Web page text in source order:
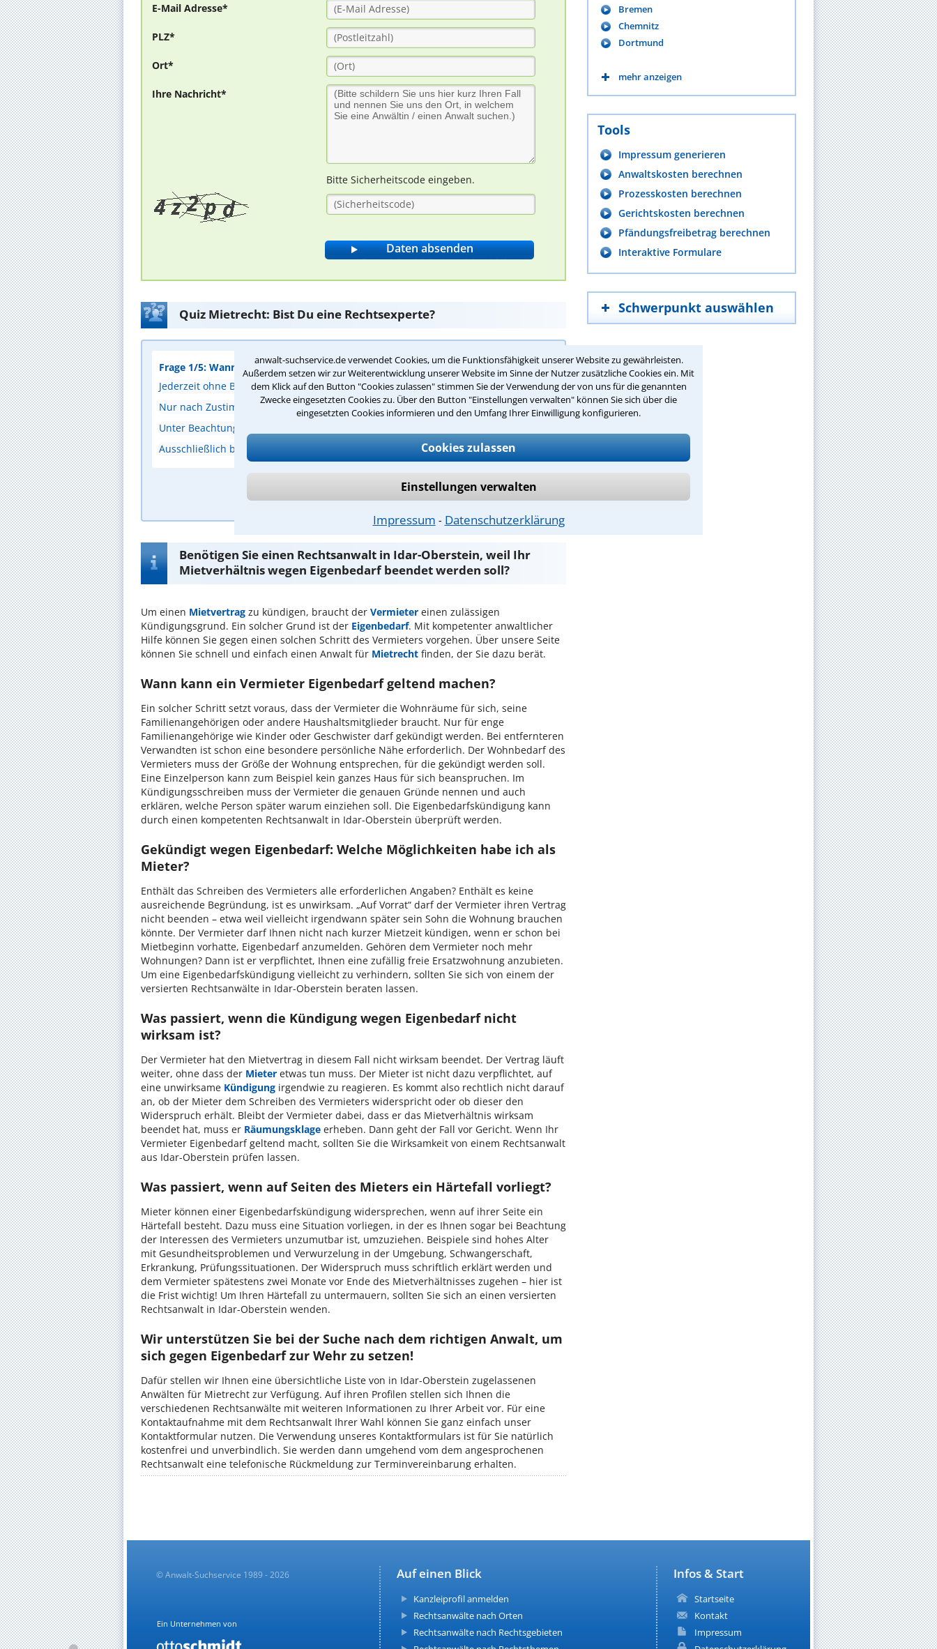
anwalt-suchservice.de verwendet Cookies, um die Funktionsfähigkeit unserer Website zu gewährleisten.
Außerdem setzen wir zur Weiterentwicklung unserer Website im Sinne der Nutzer zusätzliche Cookies ein. Mit
dem Klick auf den Button "Cookies zulassen" stimmen Sie der Verwendung der von uns für die genannten
Zwecke eingesetzten Cookies zu. Über den Button "Einstellungen verwalten" können Sie sich über die
eingesetzten Cookies informieren und den Umfang Ihrer Einwilligung konfigurieren.
Cookies zulassen
Einstellungen verwalten
Impressum ⁃ Datenschutzerklärung
E-Mail Adresse*
PLZ*
Ort*
Ihre Nachricht*
Bitte Sicherheitscode eingeben.
Quiz Mietrecht: Bist Du eine Rechtsexperte?
Frage 1/5: Wann darf ein Vermieter die Miete grundsätzlich erhöhen?
Jederzeit ohne Begründung
Nur nach Zustimmung des Mieters
Unter Beachtung der gesetzlichen Vorgaben, z. B. der örtlichen Vergleichsmiete
Ausschließlich bei Neuvermietung
Benötigen Sie einen Rechtsanwalt in Idar-Oberstein, weil Ihr
Mietverhältnis wegen Eigenbedarf beendet werden soll?
Um einen Mietvertrag zu kündigen, braucht der Vermieter einen zulässigen
Kündigungsgrund. Ein solcher Grund ist der Eigenbedarf. Mit kompetenter anwaltlicher
Hilfe können Sie gegen einen solchen Schritt des Vermieters vorgehen. Über unsere Seite
können Sie schnell und einfach einen Anwalt für Mietrecht finden, der Sie dazu berät.
Wann kann ein Vermieter Eigenbedarf geltend machen?
Ein solcher Schritt setzt voraus, dass der Vermieter die Wohnräume für sich, seine
Familienangehörigen oder andere Haushaltsmitglieder braucht. Nur für enge
Familienangehörige wie Kinder oder Geschwister darf gekündigt werden. Bei entfernteren
Verwandten ist schon eine besondere persönliche Nähe erforderlich. Der Wohnbedarf des
Vermieters muss der Größe der Wohnung entsprechen, für die gekündigt werden soll.
Eine Einzelperson kann zum Beispiel kein ganzes Haus für sich beanspruchen. Im
Kündigungsschreiben muss der Vermieter die genauen Gründe nennen und auch
erklären, welche Person später warum einziehen soll. Die Eigenbedarfskündigung kann
durch einen kompetenten Rechtsanwalt in Idar-Oberstein überprüft werden.
Gekündigt wegen Eigenbedarf: Welche Möglichkeiten habe ich als
Mieter?
Enthält das Schreiben des Vermieters alle erforderlichen Angaben? Enthält es keine
ausreichende Begründung, ist es unwirksam. „Auf Vorrat“ darf der Vermieter ihren Vertrag
nicht beenden – etwa weil vielleicht irgendwann später sein Sohn die Wohnung brauchen
könnte. Der Vermieter darf Ihnen nicht nach kurzer Mietzeit kündigen, wenn er schon bei
Mietbeginn vorhatte, Eigenbedarf anzumelden. Gehören dem Vermieter noch mehr
Wohnungen? Dann ist er verpflichtet, Ihnen eine zufällig freie Ersatzwohnung anzubieten.
Um eine Eigenbedarfskündigung vielleicht zu verhindern, sollten Sie sich von einem der
versierten Rechtsanwälte in Idar-Oberstein beraten lassen.
Was passiert, wenn die Kündigung wegen Eigenbedarf nicht
wirksam ist?
Der Vermieter hat den Mietvertrag in diesem Fall nicht wirksam beendet. Der Vertrag läuft
weiter, ohne dass der Mieter etwas tun muss. Der Mieter ist nicht dazu verpflichtet, auf
eine unwirksame Kündigung irgendwie zu reagieren. Es kommt also rechtlich nicht darauf
an, ob der Mieter dem Schreiben des Vermieters widerspricht oder ob dieser den
Widerspruch erhält. Bleibt der Vermieter dabei, dass er das Mietverhältnis wirksam
beendet hat, muss er Räumungsklage erheben. Dann geht der Fall vor Gericht. Wenn Ihr
Vermieter Eigenbedarf geltend macht, sollten Sie die Wirksamkeit von einem Rechtsanwalt
aus Idar-Oberstein prüfen lassen.
Was passiert, wenn auf Seiten des Mieters ein Härtefall vorliegt?
Mieter können einer Eigenbedarfskündigung widersprechen, wenn auf ihrer Seite ein
Härtefall besteht. Dazu muss eine Situation vorliegen, in der es Ihnen sogar bei Beachtung
der Interessen des Vermieters unzumutbar ist, umzuziehen. Beispiele sind hohes Alter
mit Gesundheitsproblemen und Verwurzelung in der Umgebung, Schwangerschaft,
Erkrankung, Prüfungssituationen. Der Widerspruch muss schriftlich erklärt werden und
dem Vermieter spätestens zwei Monate vor Ende des Mietverhältnisses zugehen – hier ist
die Frist wichtig! Um Ihren Härtefall zu untermauern, sollten Sie sich an einen versierten
Rechtsanwalt in Idar-Oberstein wenden.
Wir unterstützen Sie bei der Suche nach dem richtigen Anwalt, um
sich gegen Eigenbedarf zur Wehr zu setzen!
Dafür stellen wir Ihnen eine übersichtliche Liste von in Idar-Oberstein zugelassenen
Anwälten für Mietrecht zur Verfügung. Auf ihren Profilen stellen sich Ihnen die
verschiedenen Rechtsanwälte mit weiteren Informationen zu Ihrer Arbeit vor. Für eine
Kontaktaufnahme mit dem Rechtsanwalt Ihrer Wahl können Sie ganz einfach unser
Kontaktformular nutzen. Die Verwendung unseres Kontaktformulars ist für Sie natürlich
kostenfrei und unverbindlich. Sie werden dann umgehend vom dem angesprochenen
Rechtsanwalt eine telefonische Rückmeldung zur Terminvereinbarung erhalten.
Bremen
Chemnitz
Dortmund
mehr anzeigen
Tools
Impressum generieren
Anwaltskosten berechnen
Prozesskosten berechnen
Gerichtskosten berechnen
Pfändungsfreibetrag berechnen
Interaktive Formulare
Schwerpunkt auswählen
Infos & Start
Startseite
Kontakt
Impressum
Auf einen Blick
Kanzleiprofil anmelden
Rechtsanwälte nach Orten
Rechtsanwälte nach Rechtsgebieten
© Anwalt-Suchservice 1989 - 2026
Ein Unternehmen von